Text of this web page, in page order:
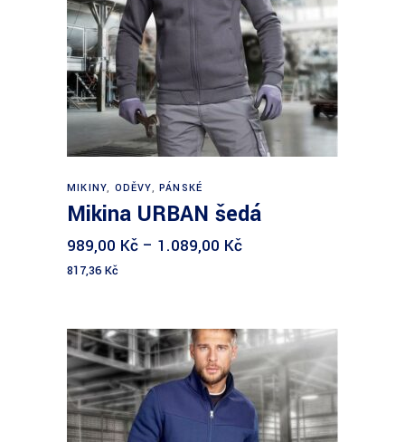
Výběr možností
MIKINY, ODĚVY,PÁNSKÉ
Mikina URBAN šedá
989,00 Kč – 1.089,00 Kč
817,36 Kč